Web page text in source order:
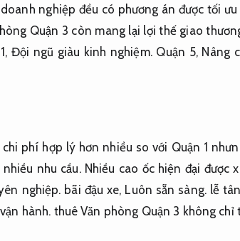
nghiệp đều có phương án được tối
Quận 3 còn mang lại lợi thế giao
Đội ngũ giàu kinh nghiệm.Quận 5, Nâng
phí hợp lý hơn nhiều so với Quận 1
nhu cầu.Nhiều cao ốc hiện đại được
nghiệp. bãi đậu xe, Luôn sẵn sàng.lễ
hành. thuê Văn phòng Quận 3 không chỉ